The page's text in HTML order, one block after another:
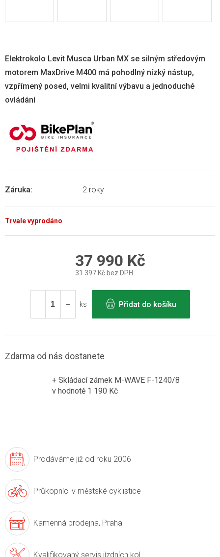
Trvale vyprodáno
Záruka: 2 roky
Zdarma od nás dostanete
+ Skládací zámek M-WAVE F-1240/8
v hodnotě 1 190 Kč
Elektrokolo Levit Musca Urban MX se silným středovým
motorem MaxDrive M400 má pohodlný nízký nástup,
vzpřímený posed, velmi kvalitní výbavu a jednoduché
ovládání
37 990 Kč
31 397 Kč bez DPH
cena:
ks
Přidat do košíku
Prodáváme již od roku 2006
Průkopníci v městské cyklistice
Kamenná prodejna, Praha
Kvalifikovaný servis jízdních kol